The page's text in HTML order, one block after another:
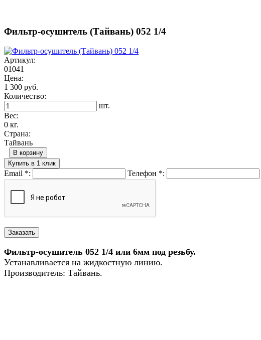
Фильтр-осушитель (Тайвань) 052 1/4
Артикул:
01041
Цена:
1 300 руб.
Количество:
шт.
Вес:
0 кг.
Страна:
Тайвань
В корзину
Купить в 1 клик
Email *: Телефон *:
Фильтр-осушитель 052 1/4 или 6мм под резьбу.
Устанавливается на жидкостную линию.
Производитель: Тайвань.